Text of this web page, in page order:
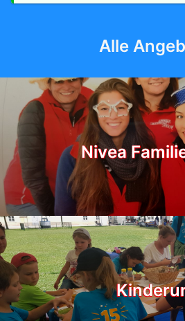
Alle
Nivea